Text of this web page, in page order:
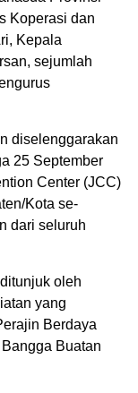
Koperasi dan
Kepala
sejumlah
diselenggarakan
25 September
Center (JCC)
Kota se-
dari seluruh
oleh
yang
Berdaya
Buatan